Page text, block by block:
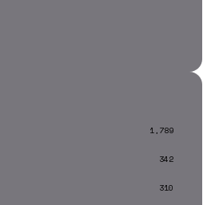
1,789
342
310